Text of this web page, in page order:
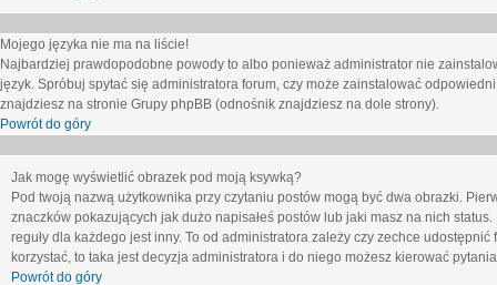
Mojego języka nie ma na liście!
Najbardziej prawdopodobne powody to albo ponieważ administrator nie
język. Spróbuj spytać się administratora forum, czy może zainstalować
znajdziesz na stronie Grupy phpBB (odnośnik znajdziesz na dole strony).
Powrót do góry
Jak mogę wyświetlić obrazek pod moją ksywką?
Pod twoją nazwą użytkownika przy czytaniu postów mogą być dwa obrazki.
znaczków pokazujących jak dużo napisałeś postów lub jaki masz na nich
reguły dla każdego jest inny. To od administratora zależy czy zechce
korzystać, to taka jest decyzja administratora i do niego możesz kierować
Powrót do góry